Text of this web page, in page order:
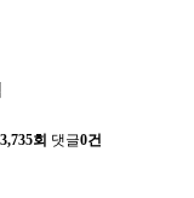
3,735회 댓글0건